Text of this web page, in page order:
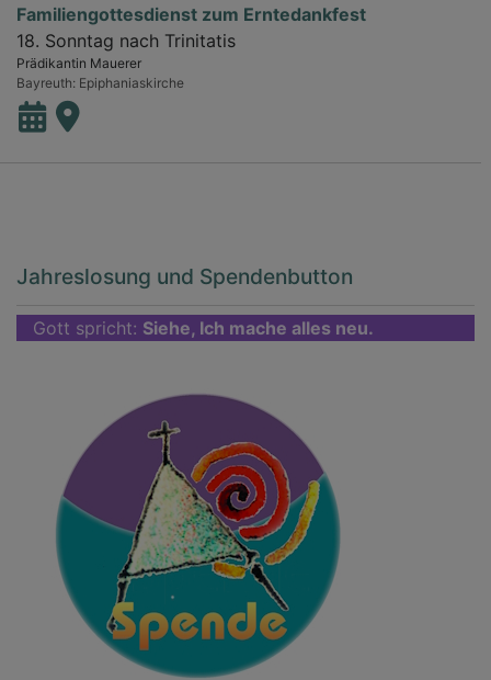
Familiengottesdienst zum Erntedankfest
18. Sonntag nach Trinitatis
Prädikantin Mauerer
Bayreuth Epiphaniaskirche
Jahreslosung und Spendenbutton
Gott spricht: Siehe, Ich mache alles neu.